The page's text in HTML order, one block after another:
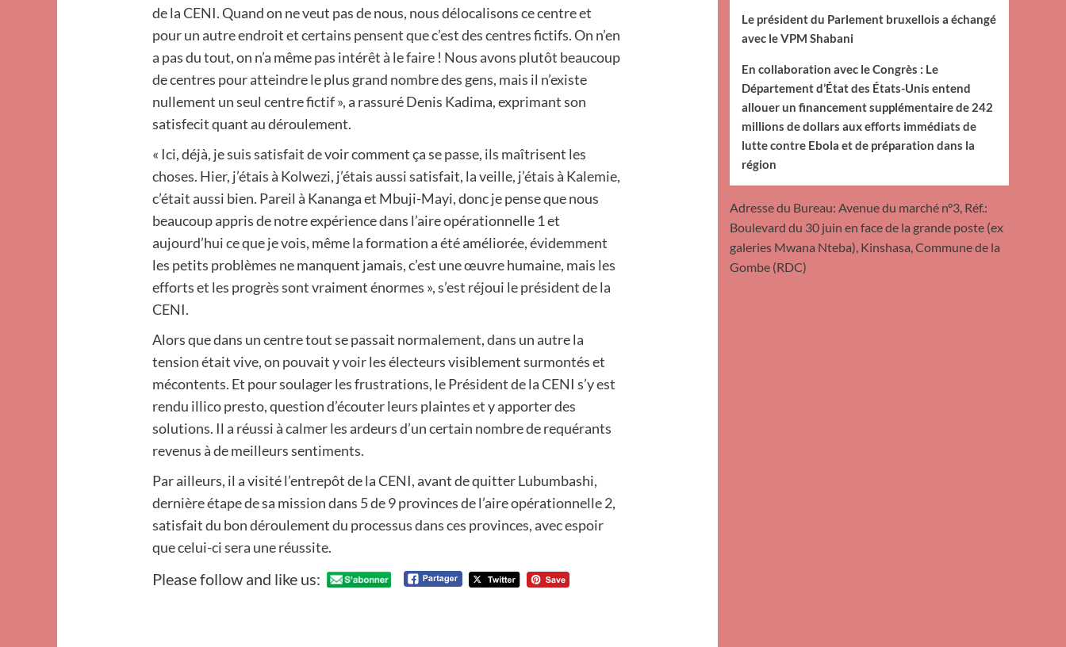
de la CENI. Quand on ne veut pas de nous, nous délocalisons ce centre et
pour un autre endroit et certains pensent que c’est des centres fictifs. On n’en
a pas du tout, on n’a même pas intérêt à le faire ! Nous avons plutôt beaucoup
de centres pour atteindre le plus grand nombre des gens, mais il n’existe
nullement un seul centre fictif », a rassuré Denis Kadima, exprimant son
satisfecit quant au déroulement.
« Ici, déjà, je suis satisfait de voir comment ça se passe, ils maîtrisent les
choses. Hier, j’étais à Kolwezi, j’étais aussi satisfait, la veille, j’étais à Kalemie,
c’était aussi bien. Pareil à Kananga et Mbuji-Mayi, donc je pense que nous
beaucoup appris de notre expérience dans l’aire opérationnelle 1 et
aujourd’hui ce que je vois, même la formation a été améliorée, évidemment
les petits problèmes ne manquent jamais, c’est une œuvre humaine, mais les
efforts et les progrès sont vraiment énormes », s’est réjoui le président de la
CENI.
Alors que dans un centre tout se passait normalement, dans un autre la
tension était vive, on pouvait y voir les électeurs visiblement surmontés et
mécontents. Et pour soulager les frustrations, le Président de la CENI s’y est
rendu illico presto, question d’écouter leurs plaintes et y apporter des
solutions. Il a réussi à calmer les ardeurs d’un certain nombre de requérants
revenus à de meilleurs sentiments.
Par ailleurs, il a visité l’entrepôt de la CENI, avant de quitter Lubumbashi,
dernière étape de sa mission dans 5 de 9 provinces de l’aire opérationnelle 2,
satisfait du bon déroulement du processus dans ces provinces, avec espoir
que celui-ci sera une réussite.
Please follow and like us:
Le président du Parlement bruxellois a échangé
avec le VPM Shabani
En collaboration avec le Congrès : Le
Département d’État des États-Unis entend
allouer un financement supplémentaire de 242
millions de dollars aux efforts immédiats de
lutte contre Ebola et de préparation dans la
région
Adresse du Bureau: Avenue du marché n°3, Réf.:
Boulevard du 30 juin en face de la grande poste (ex
galeries Mwana Nteba), Kinshasa, Commune de la
Gombe (RDC)